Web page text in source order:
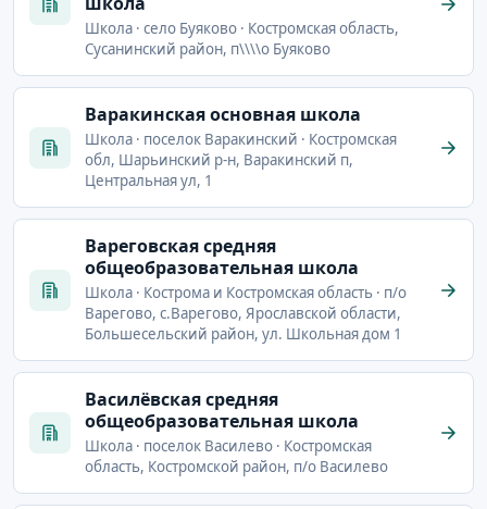
Школа · село Буяково · Костромская область,
Сусанинский район, п\\\\о Буяково
Варакинская основная школа
Школа · поселок Варакинский · Костромская
обл, Шарьинский р-н, Варакинский п,
Центральная ул, 1
Вареговская средняя
общеобразовательная школа
Школа · Кострома и Костромская область · п/о
Варегово, с.Варегово, Ярославской области,
Большесельский район, ул. Школьная дом 1
Василёвская средняя
общеобразовательная школа
Школа · поселок Василево · Костромская
область, Костромской район, п/о Василево